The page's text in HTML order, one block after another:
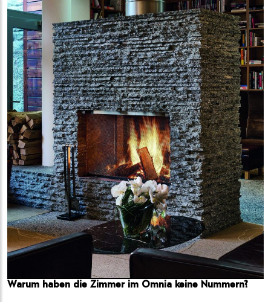
Warum haben die Zimmer im Omnia keine Nummern?